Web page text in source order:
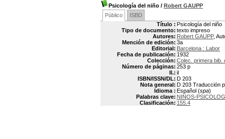
Psicología del niño / Robert GAUPP
Público
ISBD
Título : Psicología del niño
Tipo de documento: texto impreso
Autores: Robert GAUPP,
Mención de edición: 3a
Editorial: Barcelona : Labor
Fecha de publicación: 1932
Colección: Colec. primera bib.
Número de páginas: 253 p
Il.: il
ISBN/ISSN/DL: D 203
Nota general: D 203 Traducción
Idioma : Español (spa)
Palabras clave: NIÑOS-
Clasificación: 155.4